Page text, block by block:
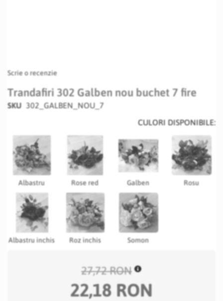
Scrie o recenzie
Trandafiri 302 Galben nou buchet 7 fire
SKU 302_GALBEN_NOU_7
CULORI DISPONIBILE:
Albastru Rose red Galben Rosu
Albastru inchis Roz inchis Somon
27,72 RON
22,18 RON